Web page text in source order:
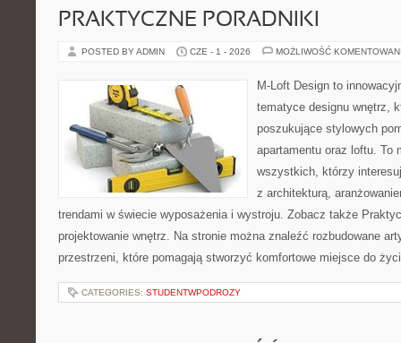
PRAKTYCZNE PORADNIKI
POSTED BY ADMIN CZE - 1 - 2026 MOŻLIWOŚĆ
M-Loft Design to
tematyce designu wnętrz,
poszukujące stylowych
apartamentu oraz loftu. To
wszystkich, którzy
z architekturą,
trendami w świecie wyposażenia i wystroju. Zobacz także
projektowanie wnętrz. Na stronie można znaleźć rozbudowane
przestrzeni, które pomagają stworzyć komfortowe miejsce do
CATEGORIES: STUDENTWPODROZY